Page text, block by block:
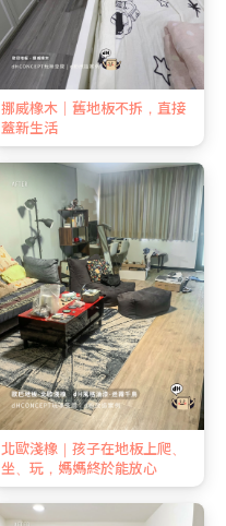
挪威橡木｜舊地板不拆，直接
蓋新生活
北歐淺橡｜孩子在地板上爬、
坐、玩，媽媽終於能放心